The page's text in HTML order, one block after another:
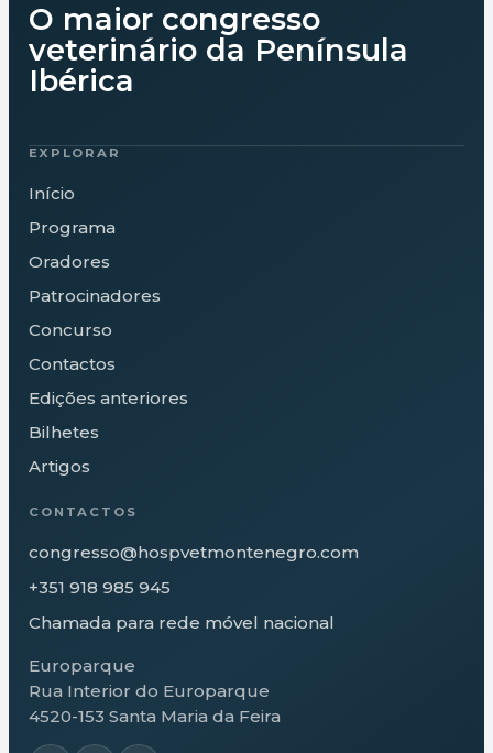
O maior congresso
veterinário da Península
Ibérica
EXPLORAR
Início
Programa
Oradores
Patrocinadores
Concurso
Contactos
Edições anteriores
Bilhetes
Artigos
CONTACTOS
congresso@hospvetmontenegro.com
+351 918 985 945
Chamada para rede móvel nacional
Europarque
Rua Interior do Europarque
4520-153 Santa Maria da Feira